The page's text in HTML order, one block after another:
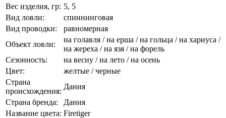
Вес изделия, гр: 5, 5
Вид ловли:
спиннинговая
Вид проводки:
равномерная
Объект ловли:
на голавля / на ерша / на гольца / на хариуса /
на жереха / на язя / на форель
Сезонность:
на весну / на лето / на осень
Цвет:
желтые / черные
Страна
происхождения:
Дания
Страна бренда:
Дания
Название цвета: Firetiger